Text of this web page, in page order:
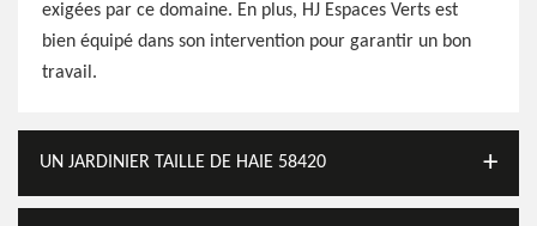
exigées par ce domaine. En plus, HJ Espaces Verts est
bien équipé dans son intervention pour garantir un bon
travail.
UN JARDINIER TAILLE DE HAIE 58420